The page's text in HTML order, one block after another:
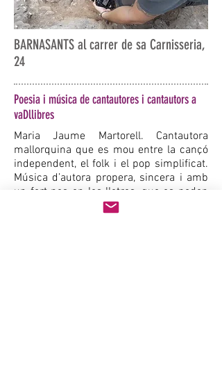
BARNASANTS al carrer de sa Carnisseria,
24
Poesia i música de cantautores i cantautors a
vaDllibres
Maria Jaume Martorell. Cantautora
mallorquina que es mou entre la cançó
independent, el folk i el pop simplificat.
Música d’autora propera, sincera i amb
un fort pes en les lletres, que es poden
qualificar de crues i transparents. Ha